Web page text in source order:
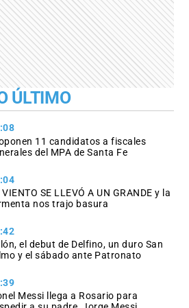
ÚLTIMO
11 candidatos a fiscales
del MPA de Santa Fe
VIENTO SE LLEVÓ A UN GRANDE y la
nos trajo basura
el debut de Delfino, un duro San
y el sábado ante Patronato
Messi llega a Rosario para